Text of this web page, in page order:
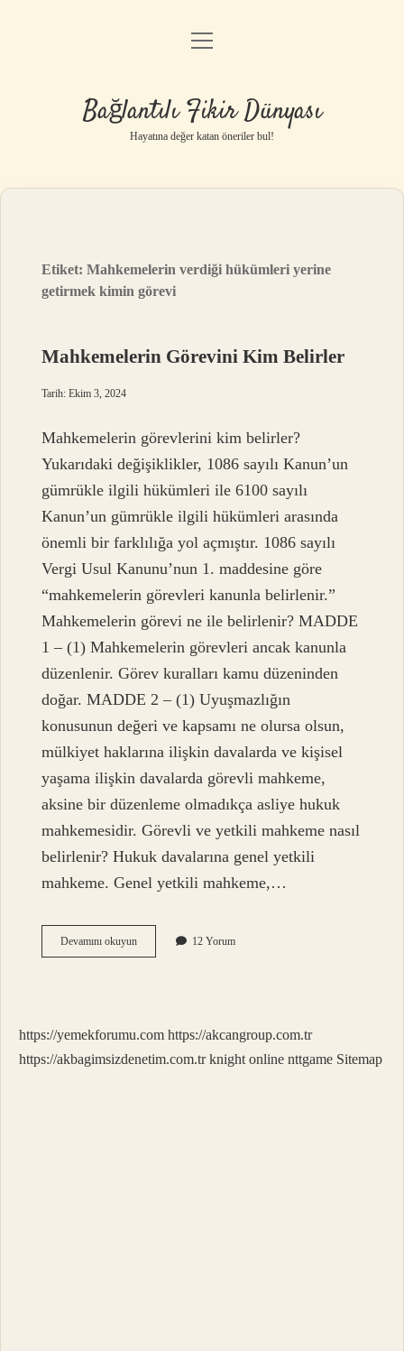
Anasayfa
Yasal Uyarı
menüyü
Bağlantılı Fikir Dünyası
Hayatına değer katan öneriler bul!
Etiket:Mahkemelerin verdiği hükümleri yerine
getirmek kimin görevi
Mahkemelerin Görevini Kim Belirler
Tarih: Ekim 3, 2024
Mahkemelerin görevlerini kim belirler?
Yukarıdaki değişiklikler, 1086 sayılı Kanun’un
gümrükle ilgili hükümleri ile 6100 sayılı
Kanun’un gümrükle ilgili hükümleri arasında
önemli bir farklılığa yol açmıştır. 1086 sayılı
Vergi Usul Kanunu’nun 1. maddesine göre
“mahkemelerin görevleri kanunla belirlenir.”
Mahkemelerin görevi ne ile belirlenir? MADDE
1 – (1) Mahkemelerin görevleri ancak kanunla
düzenlenir. Görev kuralları kamu düzeninden
doğar. MADDE 2 – (1) Uyuşmazlığın
konusunun değeri ve kapsamı ne olursa olsun,
mülkiyet haklarına ilişkin davalarda ve kişisel
yaşama ilişkin davalarda görevli mahkeme,
aksine bir düzenleme olmadıkça asliye hukuk
mahkemesidir. Görevli ve yetkili mahkeme nasıl
belirlenir? Hukuk davalarına genel yetkili
mahkeme. Genel yetkili mahkeme,…
Devamını okuyunMahkemelerin
Görevini
12 Yorum
https://yemekforumu.com https://akcangroup.com.tr
https://akbagimsizdenetim.com.tr knight online nttgame Sitemap